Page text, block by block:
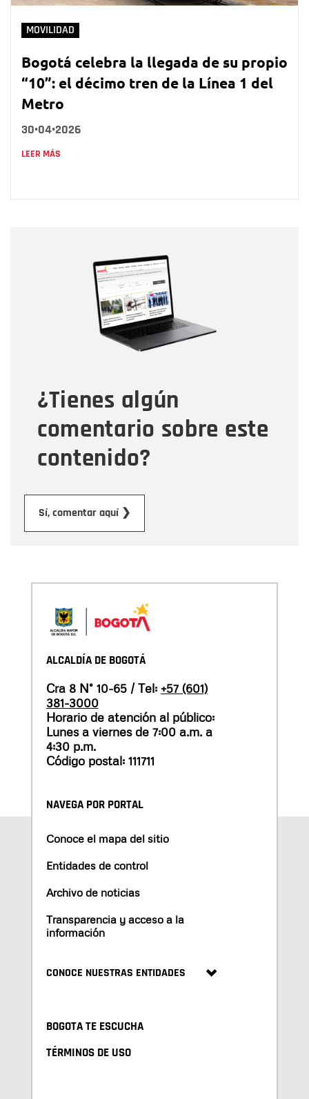
MOVILIDAD
Bogotá celebra la llegada de su propio
“10”: el décimo tren de la Línea 1 del
Metro
30•04•2026
LEER MÁS
¿Tienes algún
comentario sobre este
contenido?
Sí, comentar aquí ❯
Correo electrónico
Tipo de comentario
Mensaje
ALCALDÍA DE BOGOTÁ
Cra 8 N° 10-65 / Tel: +57 (601)
381-3000
Horario de atención al público:
Lunes a viernes de 7:00 a.m. a
4:30 p.m.
Código postal: 111711
NAVEGA POR PORTAL
Conoce el mapa del sitio
Entidades de control
Archivo de noticias
Transparencia y acceso a la
información
CONOCE NUESTRAS ENTIDADES
BOGOTA TE ESCUCHA
TÉRMINOS DE USO